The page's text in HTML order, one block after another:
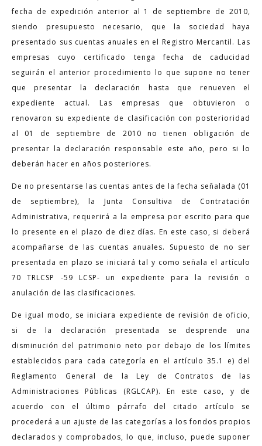
fecha de expedición anterior al 1 de septiembre de 2010,
siendo presupuesto necesario, que la sociedad haya
presentado sus cuentas anuales en el Registro Mercantil. Las
empresas cuyo certificado tenga fecha de caducidad
seguirán el anterior procedimiento lo que supone no tener
que presentar la declaración hasta que renueven el
expediente actual. Las empresas que obtuvieron o
renovaron su expediente de clasificación con posterioridad
al 01 de septiembre de 2010 no tienen obligación de
presentar la declaración responsable este año, pero si lo
deberán hacer en años posteriores.
De no presentarse las cuentas antes de la fecha señalada (01
de septiembre), la Junta Consultiva de Contratación
Administrativa, requerirá a la empresa por escrito para que
lo presente en el plazo de diez días. En este caso, si deberá
acompañarse de las cuentas anuales. Supuesto de no ser
presentada en plazo se iniciará tal y como señala el artículo
70 TRLCSP -59 LCSP- un expediente para la revisión o
anulación de las clasificaciones.
De igual modo, se iniciara expediente de revisión de oficio,
si de la declaración presentada se desprende una
disminución del patrimonio neto por debajo de los límites
establecidos para cada categoría en el artículo 35.1 e) del
Reglamento General de la Ley de Contratos de las
Administraciones Públicas (RGLCAP). En este caso, y de
acuerdo con el último párrafo del citado artículo se
procederá a un ajuste de las categorías a los fondos propios
declarados y comprobados, lo que, incluso, puede suponer